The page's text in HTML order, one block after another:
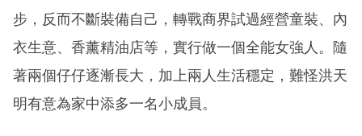
步，反而不斷裝備自己，轉戰商界試過經營童裝、內
衣生意、香薰精油店等，實行做一個全能女強人。隨
著兩個仔仔逐漸長大，加上兩人生活穩定，難怪洪天
明有意為家中添多一名小成員。